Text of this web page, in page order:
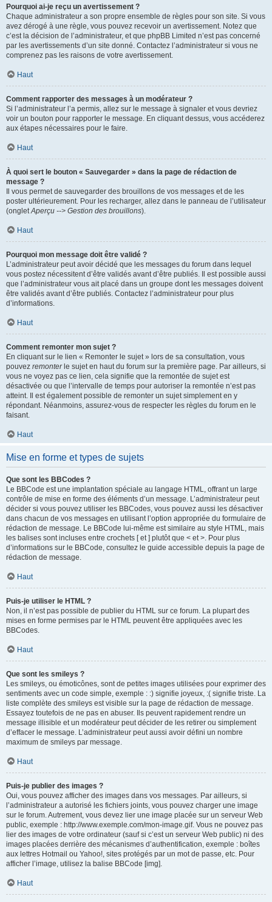
Pourquoi ai-je reçu un avertissement ?
Chaque administrateur a son propre ensemble de règles pour son site. Si vous
avez dérogé à une règle, vous pouvez recevoir un avertissement. Notez que
c’est la décision de l’administrateur, et que phpBB Limited n’est pas concerné
par les avertissements d’un site donné. Contactez l’administrateur si vous ne
comprenez pas les raisons de votre avertissement.
Haut
Comment rapporter des messages à un modérateur ?
Si l’administrateur l’a permis, allez sur le message à signaler et vous devriez
voir un bouton pour rapporter le message. En cliquant dessus, vous accéderez
aux étapes nécessaires pour le faire.
Haut
À quoi sert le bouton « Sauvegarder » dans la page de rédaction de
message ?
Il vous permet de sauvegarder des brouillons de vos messages et de les
poster ultérieurement. Pour les recharger, allez dans le panneau de l’utilisateur
(ongletAperçu --> Gestion des brouillons).
Haut
Pourquoi mon message doit être validé ?
L’administrateur peut avoir décidé que les messages du forum dans lequel
vous postez nécessitent d’être validés avant d’être publiés. Il est possible aussi
que l’administrateur vous ait placé dans un groupe dont les messages doivent
être validés avant d’être publiés. Contactez l’administrateur pour plus
d’informations.
Haut
Comment remonter mon sujet ?
En cliquant sur le lien « Remonter le sujet » lors de sa consultation, vous
pouvez remonterle sujet en haut du forum sur la première page. Par ailleurs, si
vous ne voyez pas ce lien, cela signifie que la remontée de sujet est
désactivée ou que l’intervalle de temps pour autoriser la remontée n’est pas
atteint. Il est également possible de remonter un sujet simplement en y
répondant. Néanmoins, assurez-vous de respecter les règles du forum en le
faisant.
Haut
Mise en forme et types de sujets
Que sont les BBCodes ?
Le BBCode est une implantation spéciale au langage HTML, offrant un large
contrôle de mise en forme des éléments d’un message. L’administrateur peut
décider si vous pouvez utiliser les BBCodes, vous pouvez aussi les désactiver
dans chacun de vos messages en utilisant l’option appropriée du formulaire de
rédaction de message. Le BBCode lui-même est similaire au style HTML, mais
les balises sont incluses entre crochets [ et ] plutôt que < et >. Pour plus
d’informations sur le BBCode, consultez le guide accessible depuis la page de
rédaction de message.
Haut
Puis-je utiliser le HTML ?
Non, il n’est pas possible de publier du HTML sur ce forum. La plupart des
mises en forme permises par le HTML peuvent être appliquées avec les
BBCodes.
Haut
Que sont les smileys ?
Les smileys, ou émoticônes, sont de petites images utilisées pour exprimer des
sentiments avec un code simple, exemple : :) signifie joyeux, :( signifie triste. La
liste complète des smileys est visible sur la page de rédaction de message.
Essayez toutefois de ne pas en abuser. Ils peuvent rapidement rendre un
message illisible et un modérateur peut décider de les retirer ou simplement
d’effacer le message. L’administrateur peut aussi avoir défini un nombre
maximum de smileys par message.
Haut
Puis-je publier des images ?
Oui, vous pouvez afficher des images dans vos messages. Par ailleurs, si
l’administrateur a autorisé les fichiers joints, vous pouvez charger une image
sur le forum. Autrement, vous devez lier une image placée sur un serveur Web
public, exemple : http://www.exemple.com/mon-image.gif. Vous ne pouvez pas
lier des images de votre ordinateur (sauf si c’est un serveur Web public) ni des
images placées derrière des mécanismes d’authentification, exemple : boîtes
aux lettres Hotmail ou Yahoo!, sites protégés par un mot de passe, etc. Pour
afficher l’image, utilisez la balise BBCode [img].
Haut